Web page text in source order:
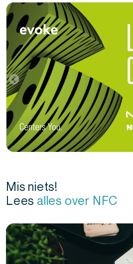
Mis niets!
Lees alles over NFC